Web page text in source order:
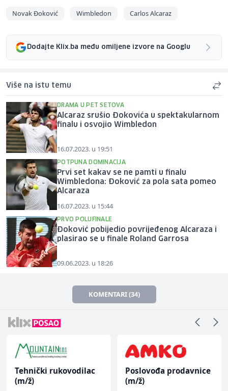
Novak Đoković Wimbledon Carlos Alcaraz
Dodajte Klix.ba među omiljene izvore na Googlu
Više na istu temu
DRAMA U PET SETOVA
Alcaraz srušio Đokovića u spektakularnom
finalu i osvojio Wimbledon
16.07.2023. u 19:51
POTPUNA DOMINACIJA
Prvi set kakav se ne pamti u finalu
Wimbledona: Đoković za pola sata pomeo
Alcaraza
16.07.2023. u 15:44
PRVO POLUFINALE
Đoković pobijedio povrijeđenog Alcaraza i
plasirao se u finale Roland Garrosa
09.06.2023. u 18:26
KOMENTARI (34)
Tehnički rukovodilac
(m/ž)
Poslovođa prodavnice
(m/ž)